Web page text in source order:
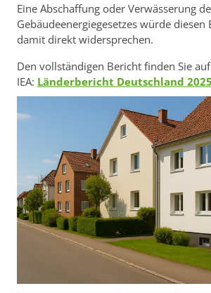
Eine Abschaffung oder Verwässerung
Gebäudeenergiegesetzes würde diesen
damit direkt widersprechen.
Den vollständigen Bericht finden Sie
IEA: Länderbericht Deutschland 2025